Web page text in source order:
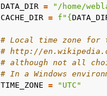
DATA_DIR =
"/home/
CACHE_DIR = f " {
# Local time zone for
# http://
# although not all
# In a Windows
TIME_ZONE = "UTC"